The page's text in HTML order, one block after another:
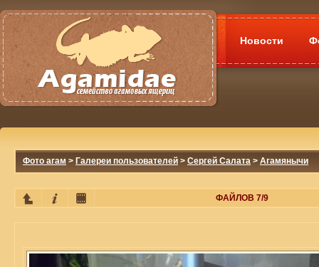
Новости
Фото агам > Галереи пользователей > Сергей Салата > Агамянычи
ФАЙЛОВ 7/9